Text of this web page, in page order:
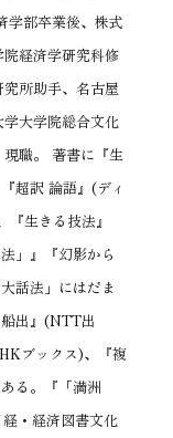
学部卒業後、株式
経済学研究科修
所助手、名古屋
大学院総合文化
職。 著書に『生
超訳 論語』(ディ
生きる技法』
」』『幻影から
話法」にはだま
出』(NTT出
ブックス)、『複
る。『「満洲
・経済図書文化